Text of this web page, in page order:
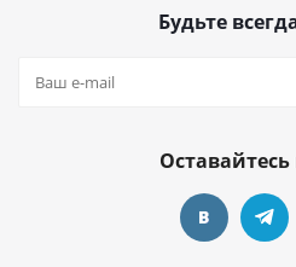
Будьте
Оставайтесь